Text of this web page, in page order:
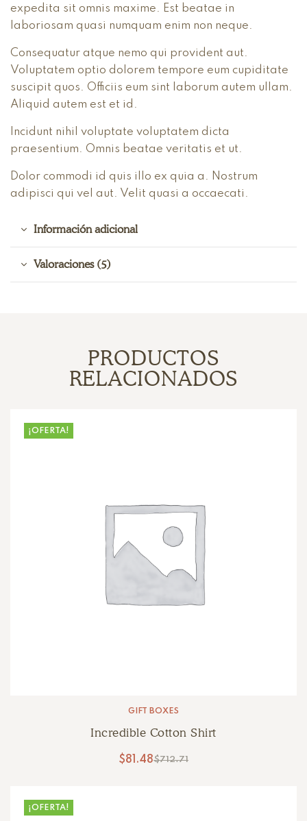
expedita sit omnis maxime. Est beatae in
laboriosam quasi numquam enim non neque.
Consequatur atque nemo qui provident aut.
Voluptatem optio dolorem tempore eum cupiditate
suscipit quos. Officiis eum sint laborum autem ullam.
Aliquid autem est et id.
Incidunt nihil voluptate voluptatem dicta
praesentium. Omnis beatae veritatis et ut.
Dolor commodi id quis illo ex quia a. Nostrum
adipisci qui vel aut. Velit quasi a occaecati.
Información adicional
Valoraciones (5)
PRODUCTOS
RELACIONADOS
¡OFERTA!
GIFT BOXES
Incredible Cotton Shirt
$712.71
$81.48
¡OFERTA!